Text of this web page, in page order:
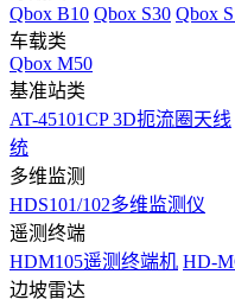
Qbox B10 Qbox S30 Qbox
车载类
Qbox M50
基准站类
AT-45101CP 3D扼流圈天线
统
多维监测
HDS101/102多维监测仪
遥测终端
HDM105遥测终端机 HD-
边坡雷达